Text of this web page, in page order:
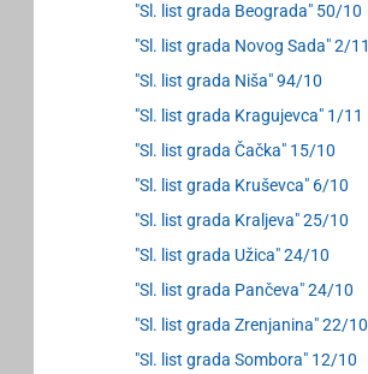
"Sl. list grada Beograda" 50/10
"Sl. list grada Novog Sada" 2/11
"Sl. list grada Niša" 94/10
"Sl. list grada Kragujevca" 1/11
"Sl. list grada Čačka" 15/10
"Sl. list grada Kruševca" 6/10
"Sl. list grada Kraljeva" 25/10
"Sl. list grada Užica" 24/10
"Sl. list grada Pančeva" 24/10
"Sl. list grada Zrenjanina" 22/10
"Sl. list grada Sombora" 12/10